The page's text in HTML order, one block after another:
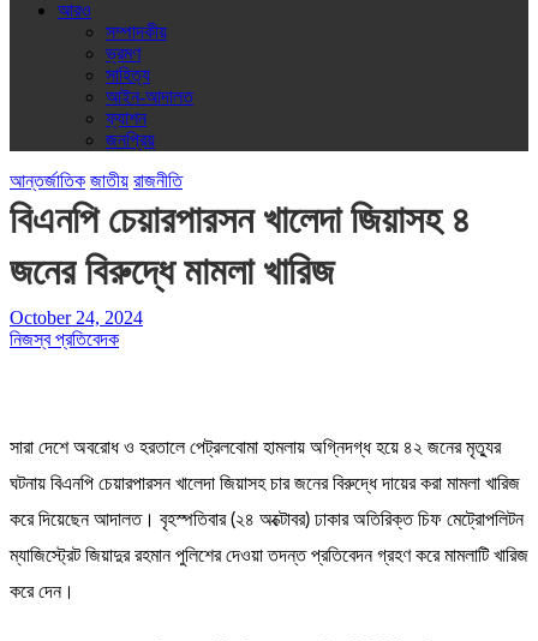
আরও
সম্পাদকীয়
ভ্রমণ
সাহিত্য
আইন-আদালত
ফ্যাশন
জনপ্রিয়
আন্তর্জাতিক জাতীয় রাজনীতি
বিএনপি চেয়ারপারসন খালেদা জিয়াসহ ৪
জনের বিরুদ্ধে মামলা খারিজ
October 24, 2024
নিজস্ব প্রতিবেদক
সারা দেশে অবরোধ ও হরতালে পেট্রলবোমা হামলায় অগ্নিদগ্ধ হয়ে ৪২ জনের মৃত্যুর
ঘটনায় বিএনপি চেয়ারপারসন খালেদা জিয়াসহ চার জনের বিরুদ্ধে দায়ের করা মামলা খারিজ
করে দিয়েছেন আদালত। বৃহস্পতিবার (২৪ অক্টোবর) ঢাকার অতিরিক্ত চিফ মেট্রোপলিটন
ম্যাজিস্ট্রেট জিয়াদুর রহমান পুলিশের দেওয়া তদন্ত প্রতিবেদন গ্রহণ করে মামলাটি খারিজ
করে দেন।